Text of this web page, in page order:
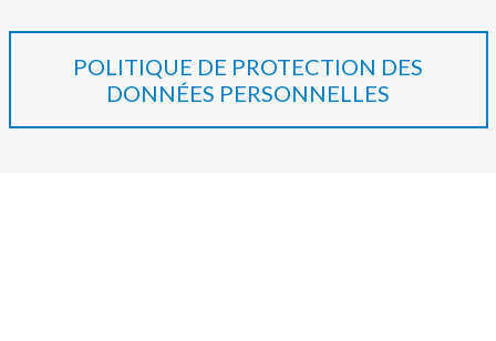
POLITIQUE DE PROTECTION DES
DONNÉES PERSONNELLES